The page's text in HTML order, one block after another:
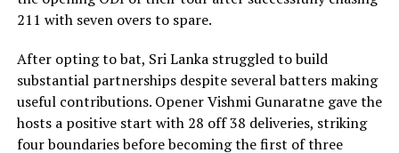
platform with a sparkling 39 off 22 balls, adding 78 for
partnership. Although Sri Lanka lost wickets at regular
intervals in the middle overs, Dulani remained firmly in
control, rotating the strike effectively before
accelerating when it mattered most.
211 with seven overs to spare.
After opting to bat, Sri Lanka struggled to build
substantial partnerships despite several batters making
useful contributions. Opener Vishmi Gunaratne gave the
hosts a positive start with 28 off 38 deliveries, striking
four boundaries before becoming the first of three